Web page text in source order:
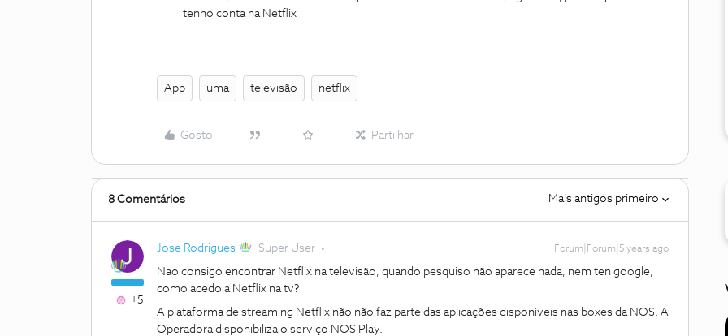
tenho conta na Netflix
App uma televisão netflix
Gosto Partilhar
8 Comentários Mais antigos primeiro
+5
Jose Rodrigues Super User Forum|Forum|5 years ago
Nao consigo encontrar Netflix na televisão, quando pesquiso não aparece nada, nem ten google,
como acedo a Netflix na tv?
A plataforma de streaming Netflix não não faz parte das aplicações disponíveis nas boxes da NOS. A
Operadora disponibiliza o serviço NOS Play.